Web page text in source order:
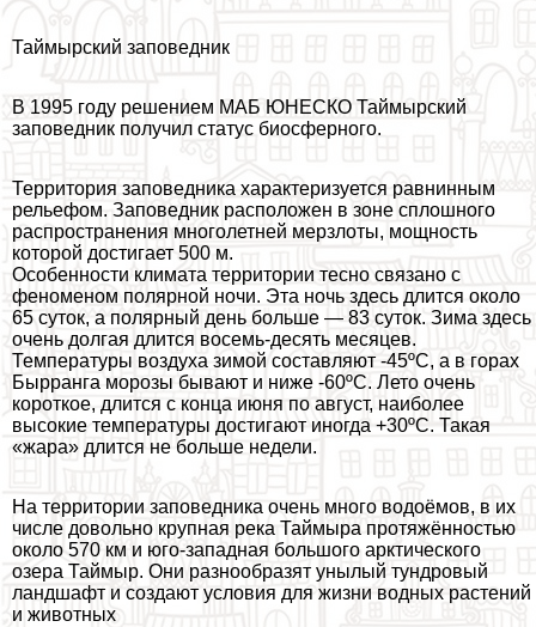
Таймырский заповедник
В 1995 году решением МАБ ЮНЕСКО Таймырский
заповедник получил статус биосферного.
Территория заповедника хаpaктеризуется равнинным
рельефом. Заповедник расположен в зоне сплошного
распространения многолетней мерзлоты, мощность
которой достигает 500 м.
Особенности климата территории тесно связано с
феноменом полярной ночи. Эта ночь здесь длится около
65 суток, а полярный день больше — 83 суток. Зима здесь
очень долгая длится восемь-десять месяцев.
Температуры воздуха зимой составляют -45ºС, а в горах
Бырранга морозы бывают и ниже -60ºС. Лето очень
короткое, длится с конца июня по август, наиболее
высокие температуры достигают иногда +30ºС. Такая
«жара» длится не больше недели.
На территории заповедника очень много водоёмов, в их
числе довольно крупная река Таймыра протяжённостью
около 570 км и юго-западная большого арктического
озера Таймыр. Они разнообразят унылый тундровый
ландшафт и создают условия для жизни водных растений
и животных